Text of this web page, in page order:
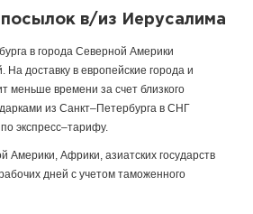
в/из Иерусалима
в города Северной Америки
На доставку в европейские города и
меньше времени за счет близкого
из Санкт–Петербурга в СНГ
экспресс–тарифу.
Америки, Африки, азиатских государств
дней с учетом таможенного